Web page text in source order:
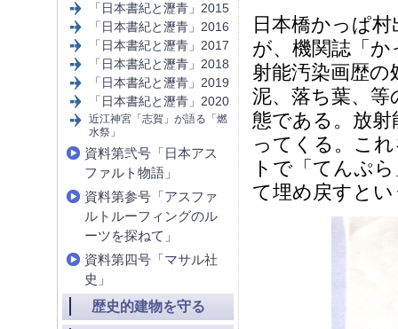
日本橋かっぱ
が、機関誌「
射能汚染画歴
泥、落ち葉、
態である。放
ってくる。こ
トで「てんぷ
て埋め戻すと
「日本書紀と瀝青」2015
「日本書紀と瀝青」2016
「日本書紀と瀝青」2017
「日本書紀と瀝青」2018
「日本書紀と瀝青」2019
「日本書紀と瀝青」2020
近江神宮「志賀」が語る「燃
水祭」
資料第弐号「日本アス
ファルト物語」
資料第参号「アスファ
ルトルーフィングのル
ーツを探ねて」
資料第四号「マサル社
史」
歴史的建物を守る